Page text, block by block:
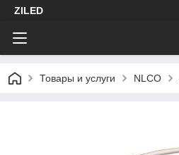
ZILED
Товары и услуги NLCO